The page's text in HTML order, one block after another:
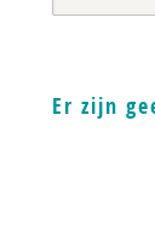
Er zijn